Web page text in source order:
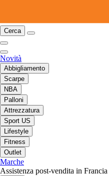
Cerca
Novità
Abbigliamento
Scarpe
NBA
Palloni
Attrezzatura
Sport US
Lifestyle
Fitness
Outlet
Marche
Assistenza post-vendita in Francia